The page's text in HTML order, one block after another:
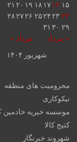
شهریور ۱۴۰۴
« مرداد مرداد »
۱۵ ۱۶ ۱۷ ۱۸ ۱۹ ۲۰ ۲۱
۲۲ ۲۳ ۲۴۲۵ ۲۶۲۷ ۲۸
۲۹ ۳۰ ۳۱
محرومیت های منطقه
نیکوکاری
موسسه خیریه خادمین
کتیج کالا
شهروند خبرنگار